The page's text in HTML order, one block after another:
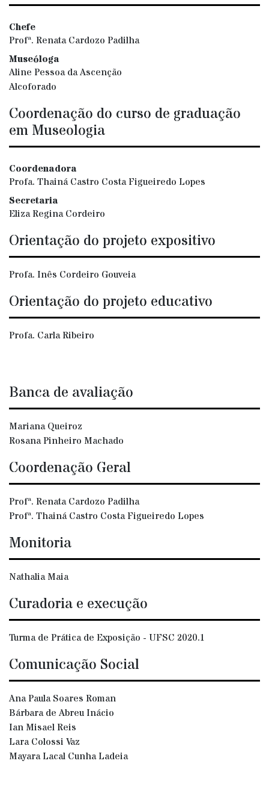
Chefe
Profª. Renata Cardozo Padilha
Museóloga
Aline Pessoa da Ascenção
Alcoforado
Coordenação do curso de graduação
em Museologia
Coordenadora
Profa. Thainá Castro Costa Figueiredo Lopes
Secretaria
Eliza Regina Cordeiro
Orientação do projeto expositivo
Profa. Inês Cordeiro Gouveia
Orientação do projeto educativo
Profa. Carla Ribeiro
Banca de avaliação
Mariana Queiroz
Rosana Pinheiro Machado
Coordenação Geral
Profª. Renata Cardozo Padilha
Profª. Thainá Castro Costa Figueiredo Lopes
Monitoria
Nathalia Maia
Curadoria e execução
Turma de Prática de Exposição - UFSC 2020.1
Comunicação Social
Ana Paula Soares Roman
Bárbara de Abreu Inácio
Ian Misael Reis
Lara Colossi Vaz
Mayara Lacal Cunha Ladeia